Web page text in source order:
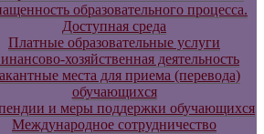
образовательного процесса.
Доступная среда
Платные образовательные услуги
хозяйственная деятельность
места для приема (перевода)
обучающихся
и меры поддержки обучающихся
Международное сотрудничество